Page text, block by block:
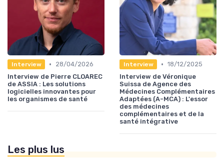
Interview •
28/04/2026
Interview de Pierre CLOAREC
de ASSIA : Les solutions
logicielles innovantes pour
les organismes de santé
Interview • 18/12/2025
Interview de Véronique
Suissa de Agence des
Médecines Complémentaires
Adaptées (A-MCA) : L'essor
des médecines
complémentaires et de la
santé intégrative
Les plus lus